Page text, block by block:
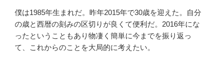
僕は1985年生まれだ。昨年2015年で30歳を迎えた。自分
の歳と西暦の刻みの区切りが良くて便利だ。2016年にな
ったということもあり物凄く簡単に今までを振り返っ
て、これからのことを大局的に考えたい。